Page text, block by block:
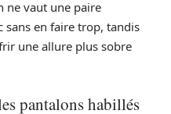
ne vaut une paire
sans en faire trop, tandis
une allure plus sobre
pantalons habillés